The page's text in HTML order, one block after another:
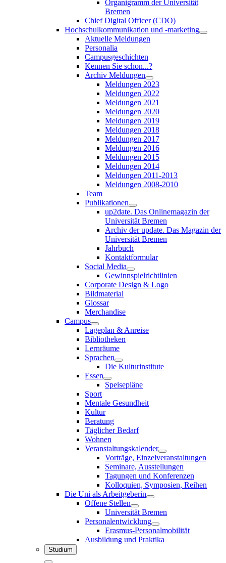
Organigramm der Universität
Bremen
Chief Digital Officer (CDO)
Hochschulkommunikation und -marketing
Aktuelle Meldungen
Personalia
Campusgeschichten
Kennen Sie schon...?
Archiv Meldungen
Meldungen 2023
Meldungen 2022
Meldungen 2021
Meldungen 2020
Meldungen 2019
Meldungen 2018
Meldungen 2017
Meldungen 2016
Meldungen 2015
Meldungen 2014
Meldungen 2011-2013
Meldungen 2008-2010
Team
Publikationen
up2date. Das Onlinemagazin der
Universität Bremen
Archiv der update. Das Magazin der
Universität Bremen
Jahrbuch
Kontaktformular
Social Media
Gewinnspielrichtlinien
Corporate Design & Logo
Bildmaterial
Glossar
Merchandise
Campus
Lageplan & Anreise
Bibliotheken
Lernräume
Sprachen
Die Kulturinstitute
Essen
Speisepläne
Sport
Mentale Gesundheit
Kultur
Beratung
Täglicher Bedarf
Wohnen
Veranstaltungskalender
Vorträge, Einzelveranstaltungen
Seminare, Ausstellungen
Tagungen und Konferenzen
Kolloquien, Symposien, Reihen
Die Uni als Arbeitgeberin
Offene Stellen
Universität Bremen
Personalentwicklung
Erasmus-Personalmobilität
Ausbildung und Praktika
Studium